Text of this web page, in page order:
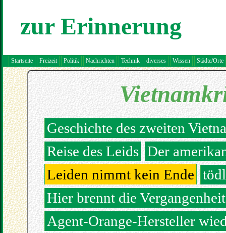
zur Erinnerung
Startseite Freizeit Politik Nachrichten Technik diverses Wissen Städte/Orte
Geschichte des zweiten
Reise des Leids Der
Leiden nimmt kein Ende
Hier brennt die Vergangenheit
Agent-Orange-Hersteller